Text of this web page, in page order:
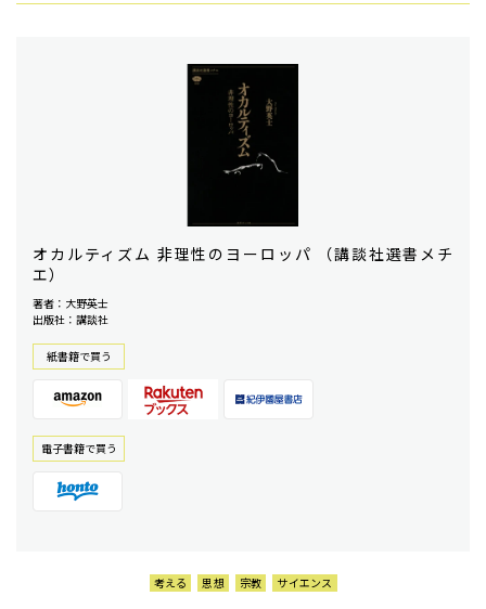
オカルティズム 非理性のヨーロッパ （講談社選書メチ
エ）
著者：大野英士
出版社：講談社
紙書籍で買う
電⼦書籍で買う
考える 思想 宗教 サイエンス